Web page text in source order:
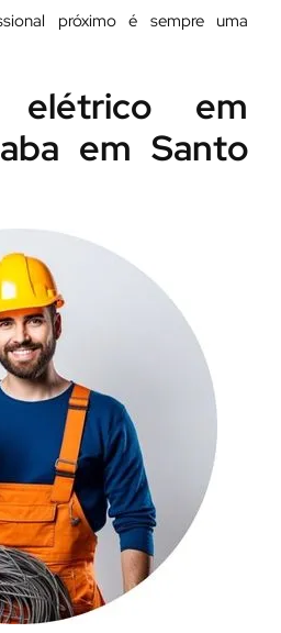
próximo é sempre uma
elétrico em
em Santo